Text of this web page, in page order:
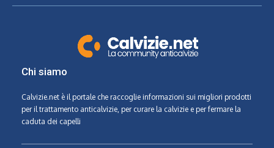
Chi siamo
Calvizie.net è il portale che raccoglie informazioni sui migliori prodotti
per il trattamento anticalvizie, per curare la calvizie e per fermare la
caduta dei capelli